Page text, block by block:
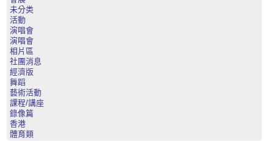
未分类
活動
演唱會
演唱會
相片區
社團消息
經濟版
舞蹈
藝術活動
課程/講座
錄像篇
香港
體育類